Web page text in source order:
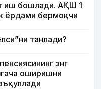
иш бошлади. АҚШ 1
ёрдами бермоқчи
танлади?
энг
оширишни